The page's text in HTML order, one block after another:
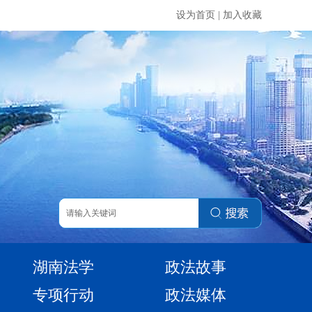
设为首页 加入收藏
湖南法学
政法故事
专项行动
政法媒体